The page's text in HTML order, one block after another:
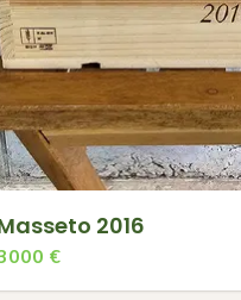
2016
€